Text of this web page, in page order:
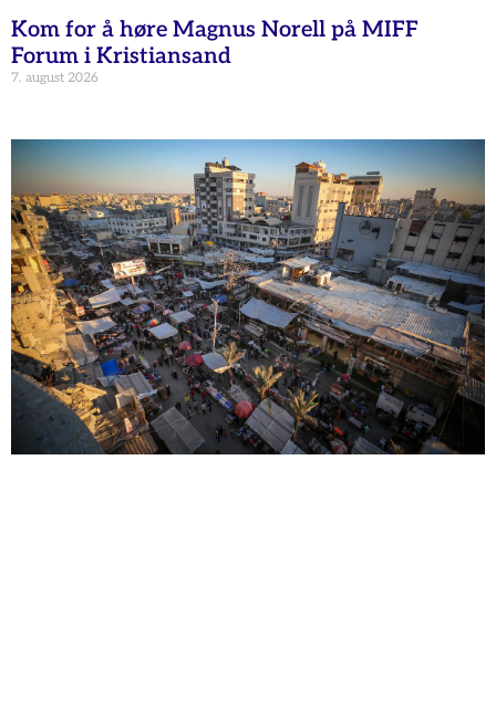
Kom for å høre Magnus Norell på MIFF
Forum i Kristiansand
7. august 2026